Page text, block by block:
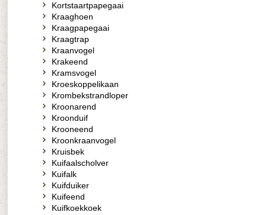
Kortstaartpapegaai
Kraaghoen
Kraagpapegaai
Kraagtrap
Kraanvogel
Krakeend
Kramsvogel
Kroeskoppelikaan
Krombekstrandloper
Kroonarend
Kroonduif
Krooneend
Kroonkraanvogel
Kruisbek
Kuifaalscholver
Kuifalk
Kuifduiker
Kuifeend
Kuifkoekkoek